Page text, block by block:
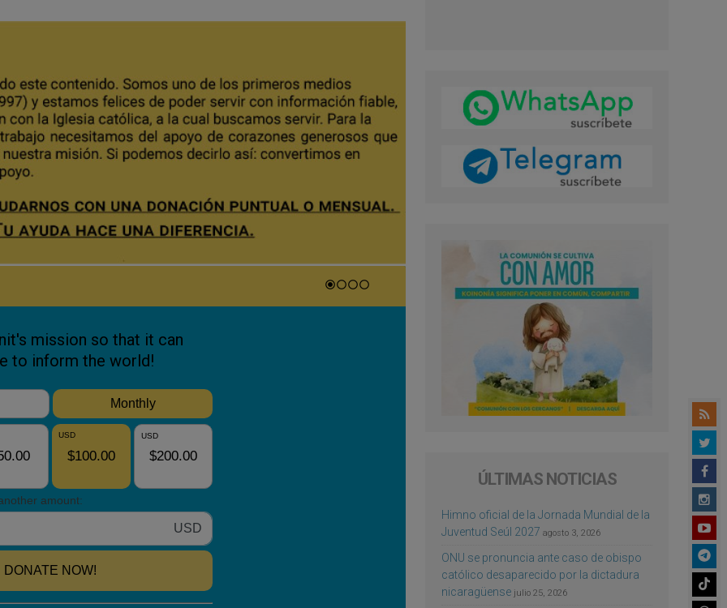
ÚLTIMAS NOTICIAS
Himno oficial de la Jornada Mundial de la
Juventud Seúl 2027 agosto 3, 2026
ONU se pronuncia ante caso de obispo
católico desaparecido por la dictadura
nicaragüense julio 25, 2026